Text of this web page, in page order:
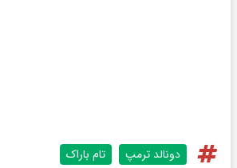
دونالد ترمپ تام باراک